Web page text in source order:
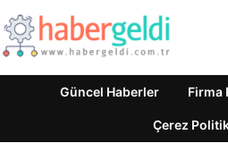
Güncel Haberler Firma
Çerez